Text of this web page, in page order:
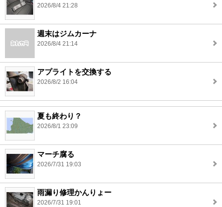
2026/8/4 21:28
週末はジムカーナ
2026/8/4 21:14
アプライトを交換する
2026/8/2 16:04
夏も終わり？
2026/8/1 23:09
マーチ腐る
2026/7/31 19:03
雨漏り修理かんりょー
2026/7/31 19:01